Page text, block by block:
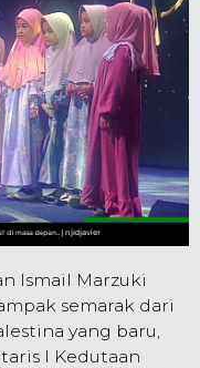
Ismail Marzuki
semarak dari
yang baru,
I Kedutaan